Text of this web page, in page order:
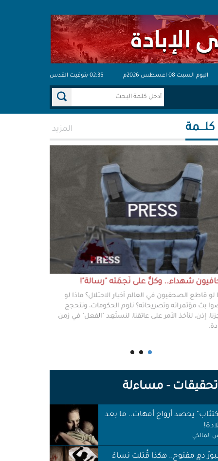
اليوم السبت 08 اعسطس 2026م 02:35 بتوقيت القدس
كلـــمة المزيد
شهداء.. وكلٌّ على نَجمَته "رسالة"!
لو قاطع الصحفيون في العالم أخبار الاحتلال؟ ماذا لو
بث مؤتمراته وتصريحاته؟ نلوم الحكومات، ونتحجج
إذن، لنأخذ الأمر على عاتقنا، لنستَعِد "الفعل" في زمن
تحقيقات - مساءلة
يحصد أرواح أمهات.. ما بعد
المالكي
دمٍ مفتوح.. هكذا قُتلت نساءٌ